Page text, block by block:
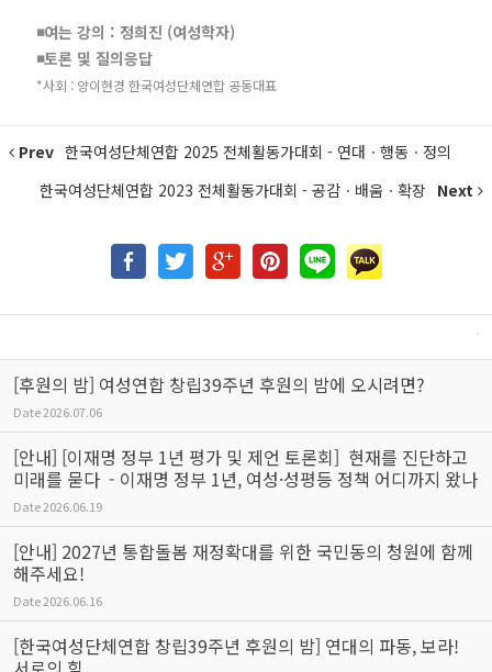
◾여는 강의 : 정희진 (여성학자)
◾토론 및 질의응답
*사회 : 양이현경 한국여성단체연합 공동대표
Prev 한국여성단체연합 2025 전체활동가대회 - 연대ㆍ행동ㆍ정의
한국여성단체연합 2023 전체활동가대회 - 공감ㆍ배움ㆍ확장 Next
[후원의 밤] 여성연합 창립39주년 후원의 밤에 오시려면?
Date2026.07.06
[안내] [이재명 정부 1년 평가 및 제언 토론회] 현재를 진단하고
미래를 묻다 - 이재명 정부 1년, 여성·성평등 정책 어디까지 왔나
Date2026.06.19
[안내] 2027년 통합돌봄 재정확대를 위한 국민동의 청원에 함께
해주세요!
Date2026.06.16
[한국여성단체연합 창립39주년 후원의 밤] 연대의 파동, 보라!